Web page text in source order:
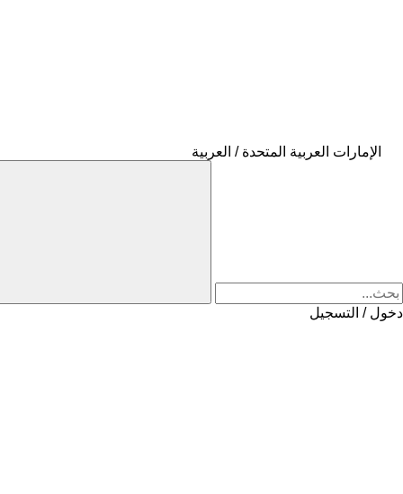
الإمارات العربية المتحدة / العربية
دخول / التسجيل